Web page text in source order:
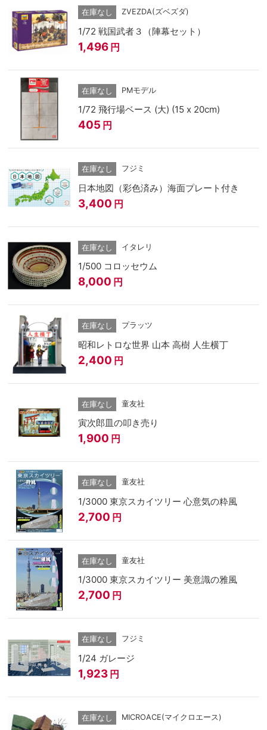
在庫なし ZVEZDA(ズベズダ)
1/72 戦国武者３（陣幕セット）
1,496 円
在庫なし PMモデル
1/72 飛行場ベース (大) (15 x 20cm)
405 円
在庫なし フジミ
日本地図（彩色済み）海面プレート付き
3,400 円
在庫なし イタレリ
1/500 コロッセウム
8,000 円
在庫なし プラッツ
昭和レトロな世界 山本 高樹 人生横丁
2,400 円
在庫なし 童友社
寅次郎皿の叩き売り
1,900 円
在庫なし 童友社
1/3000 東京スカイツリー 心意気の粋風
2,700 円
在庫なし 童友社
1/3000 東京スカイツリー 美意識の雅風
2,700 円
在庫なし フジミ
1/24 ガレージ
1,923 円
在庫なし MICROACE(マイクロエース)